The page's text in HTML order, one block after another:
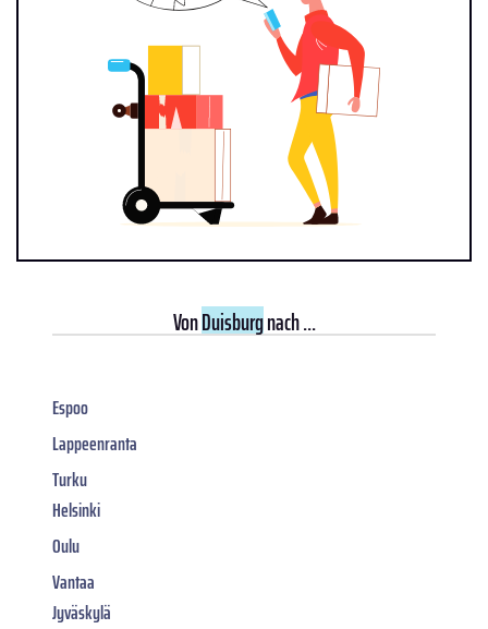
VonDuisburgnach ...
Espoo
Lappeenranta
Turku
Helsinki
Oulu
Vantaa
Jyväskylä